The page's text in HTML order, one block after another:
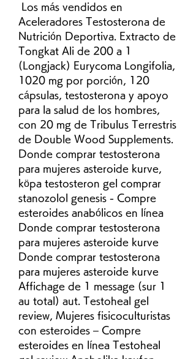
Aceleradores Testosterona de
Nutrición Deportiva. Extracto de
Tongkat Ali de 200 a 1
(Longjack) Eurycoma Longifolia,
1020 mg por porción, 120
cápsulas, testosterona y apoyo
para la salud de los hombres,
con 20 mg de Tribulus Terrestris
de Double Wood Supplements.
Donde comprar testosterona
para mujeres asteroide kurve,
köpa testosteron gel comprar
stanozolol genesis - Compre
esteroides anabólicos en línea
Donde comprar testosterona
para mujeres asteroide kurve
Donde comprar testosterona
para mujeres asteroide kurve
Affichage de 1 message (sur 1
au total) aut. Testoheal gel
review, Mujeres fisicoculturistas
con esteroides – Compre
esteroides en línea Testoheal